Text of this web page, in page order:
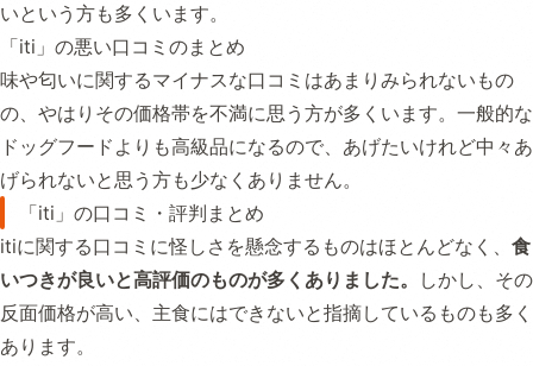
いという方も多くいます。
「iti」の悪い口コミのまとめ
味や匂いに関するマイナスな口コミはあまりみられないもの
の、やはりその価格帯を不満に思う方が多くいます。一般的な
ドッグフードよりも高級品になるので、あげたいけれど中々あ
げられないと思う方も少なくありません。
「iti」の口コミ・評判まとめ
itiに関する口コミに怪しさを懸念するものはほとんどなく、 食
いつきが良いと高評価のものが多くありました。
しかし、その
反面価格が高い、主食にはできないと指摘しているものも多く
あります。